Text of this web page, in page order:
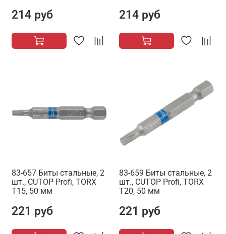
214 руб 214 руб
83-657 Биты стальные, 2
шт., CUTOP Profi, TORX
T15, 50 мм
221 руб
83-659 Биты стальные, 2
шт., CUTOP Profi, TORX
T20, 50 мм
221 руб